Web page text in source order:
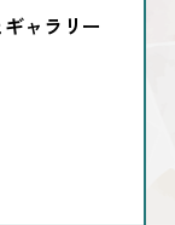
ャラリー